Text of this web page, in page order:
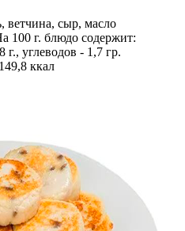
ветчина, сыр, масло
100 г. блюдо содержит:
г., углеводов - 1,7 гр.
ккал